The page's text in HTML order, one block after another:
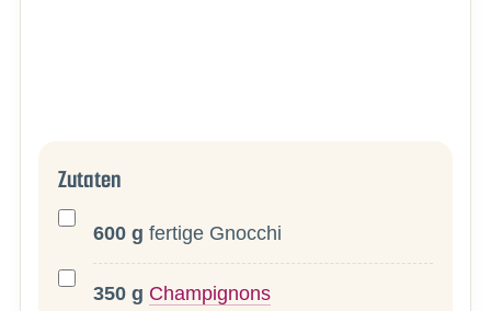
Zutaten
600 g fertige Gnocchi
350 g Champignons